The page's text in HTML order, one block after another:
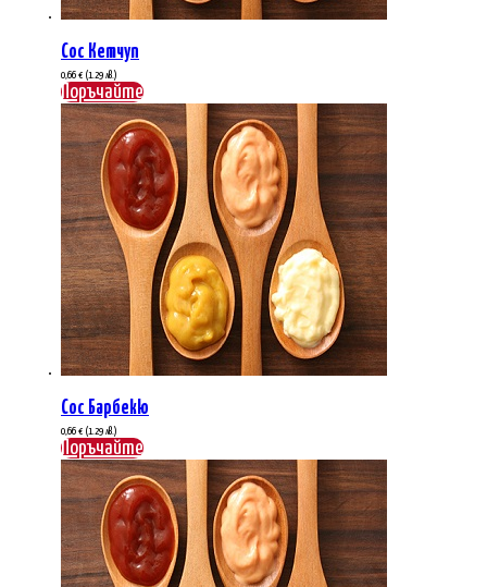
Сос Кетчуп
0,66 € (1.29 лв.)
Поръчайте
Сос Барбекю
0,66 € (1.29 лв.)
Поръчайте